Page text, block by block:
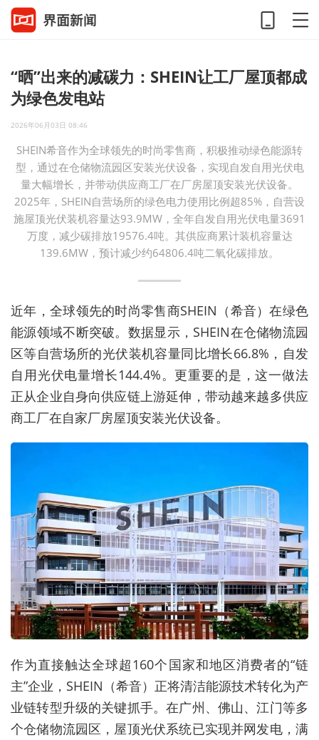
“晒”出来的减碳力：SHEIN让工厂屋顶都成
为绿色发电站
2026年06月03日 08:46
SHEIN希音作为全球领先的时尚零售商，积极推动绿色能源转
型，通过在仓储物流园区安装光伏设备，实现自发自用光伏电
量大幅增长，并带动供应商工厂在厂房屋顶安装光伏设备。
2025年，SHEIN自营场所的绿色电力使用比例超85%，自营设
施屋顶光伏装机容量达93.9MW，全年自发自用光伏电量3691
万度，减少碳排放19576.4吨。其供应商累计装机容量达
139.6MW，预计减少约64806.4吨二氧化碳排放。
近年，全球领先的时尚零售商SHEIN（希音）在绿色
能源领域不断突破。数据显示，SHEIN在仓储物流园
区等自营场所的光伏装机容量同比增长66.8%，自发
自用光伏电量增长144.4%。更重要的是，这一做法
正从企业自身向供应链上游延伸，带动越来越多供应
商工厂在自家厂房屋顶安装光伏设备。
作为直接触达全球超160个国家和地区消费者的“链
主”企业，SHEIN（希音）正将清洁能源技术转化为产
业链转型升级的关键抓手。在广州、佛山、江门等多
个仓储物流园区，屋顶光伏系统已实现并网发电，满